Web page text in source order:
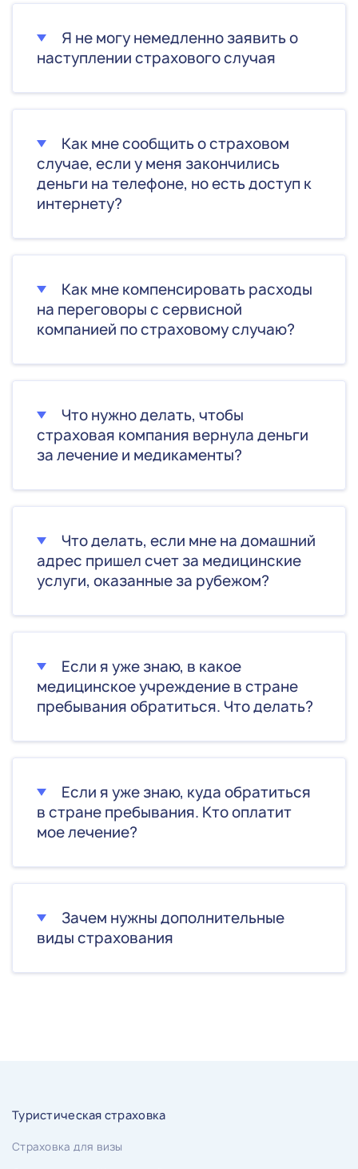
Я не могу немедленно заявить о
наступлении страхового случая
Как мне сообщить о страховом
случае, если у меня закончились
деньги на телефоне, но есть доступ к
интернету?
Как мне компенсировать расходы
на переговоры с сервисной
компанией по страховому случаю?
Что нужно делать, чтобы
страховая компания вернула деньги
за лечение и медикаменты?
Что делать, если мне на домашний
адрес пришел счет за медицинские
услуги, оказанные за рубежом?
Если я уже знаю, в какое
медицинское учреждение в стране
пребывания обратиться. Что делать?
Если я уже знаю, куда обратиться
в стране пребывания. Кто оплатит
мое лечение?
Зачем нужны дополнительные
виды страхования
Туристическая страховка
Страховка для визы